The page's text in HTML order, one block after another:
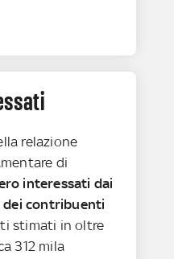
relazione
di
interessati dai
dei contribuenti
stimati in oltre
312 mila